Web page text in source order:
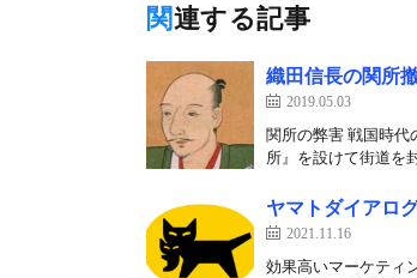
関連する記事
織田信長の関所
2019.05.03
関所の弊害 戦国時代
所』を設けて街道を
ヤマトダイアロ
2021.11.16
効果高いマーケティ